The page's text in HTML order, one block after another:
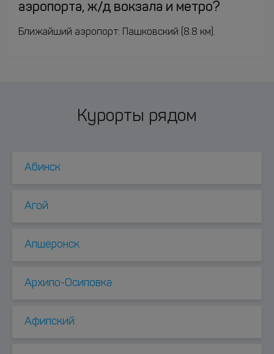
аэропорта, ж/д вокзала и метро?
Ближайший аэропорт: Пашковский (8.8 км).
Курорты рядом
Абинск
Агой
Апшеронск
Архипо-Осиповка
Афипский